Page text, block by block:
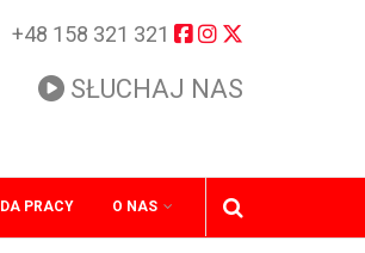
+48 158 321 321
SŁUCHAJ NAS
PRACY O NAS